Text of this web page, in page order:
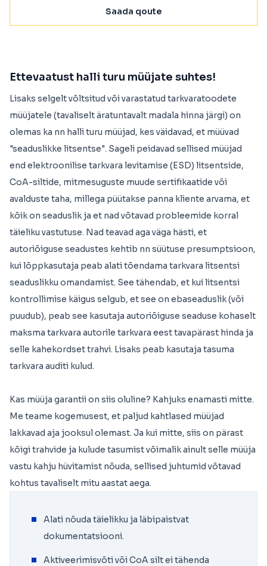
Saada qoute
Ettevaatust halli turu müüjate suhtes!
Lisaks selgelt võltsitud või varastatud tarkvaratoodete
müüjatele (tavaliselt äratuntavalt madala hinna järgi) on
olemas ka nn halli turu müüjad, kes väidavad, et müüvad
"seaduslikke litsentse". Sageli peidavad sellised müüjad
end elektroonilise tarkvara levitamise (ESD) litsentside,
CoA-siltide, mitmesuguste muude sertifikaatide või
avalduste taha, millega püütakse panna kliente arvama, et
kõik on seaduslik ja et nad võtavad probleemide korral
täieliku vastutuse. Nad teavad aga väga hästi, et
autoriõiguse seadustes kehtib nn süütuse presumptsioon,
kui lõppkasutaja peab alati tõendama tarkvara litsentsi
seaduslikku omandamist. See tähendab, et kui litsentsi
kontrollimise käigus selgub, et see on ebaseaduslik (või
puudub), peab see kasutaja autoriõiguse seaduse kohaselt
maksma tarkvara autorile tarkvara eest tavapärast hinda ja
selle kahekordset trahvi. Lisaks peab kasutaja tasuma
tarkvara auditi kulud.
Kas müüja garantii on siis oluline? Kahjuks enamasti mitte.
Me teame kogemusest, et paljud kahtlased müüjad
lakkavad aja jooksul olemast. Ja kui mitte, siis on pärast
kõigi trahvide ja kulude tasumist võimalik ainult selle müüja
vastu kahju hüvitamist nõuda, sellised juhtumid võtavad
kohtus tavaliselt mitu aastat aega.
Alati nõuda täielikku ja läbipaistvat
dokumentatsiooni.
Aktiveerimisvõti või CoA silt ei tähenda